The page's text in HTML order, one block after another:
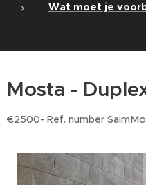
Wat moet je
Mosta -
€2500- Ref. number